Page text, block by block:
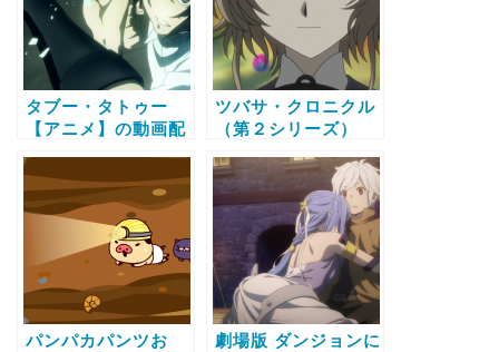
タブー・タトゥー
【アニメ】の動画配
料で全話視聴する方
法
ツバサ・クロニクル
（第２シリーズ）
信サービス比較と無
料で全話視聴する方
パンパカパンツお
劇場版 ダンジョンに